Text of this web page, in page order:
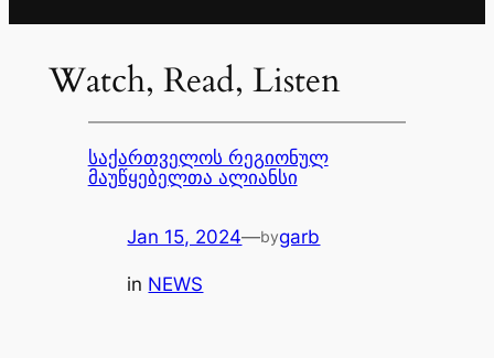
Watch, Read, Listen
საქართველოს რეგიონულ
მაუწყებელთა ალიანსი
Jan 15, 2024—bygarb
in NEWS